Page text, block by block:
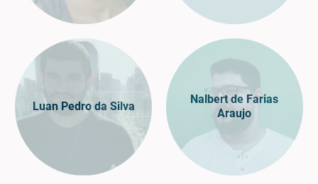
Luan Pedro da Silva
Nalbert de Farias
Araujo